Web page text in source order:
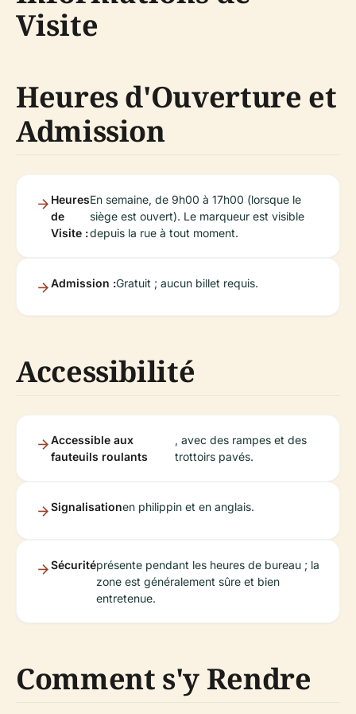
Visite
Heures d'Ouverture et
Admission
Heures
de
Visite :
En semaine, de 9h00 à 17h00 (lorsque le
siège est ouvert). Le marqueur est visible
depuis la rue à tout moment.
Admission :Gratuit ; aucun billet requis.
Accessibilité
Accessible aux
fauteuils roulants
, avec des rampes et des
trottoirs pavés.
Signalisationen philippin et en anglais.
Sécuritéprésente pendant les heures de bureau ; la
zone est généralement sûre et bien
entretenue.
Comment s'y Rendre